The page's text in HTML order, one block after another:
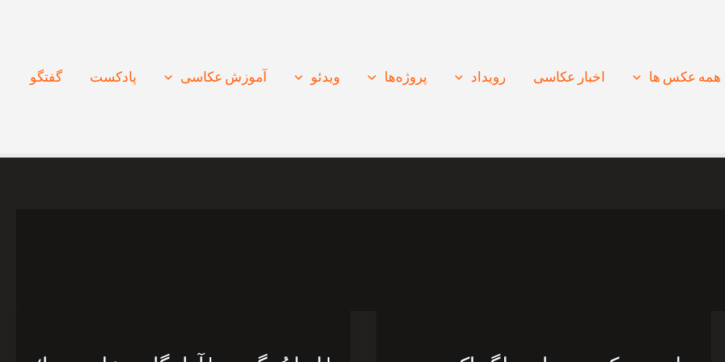
همه عکس ها اخبار عکاسی رویداد پروژه‌‌ها ویدئو آموزش عکاسی پادکست گفتگو